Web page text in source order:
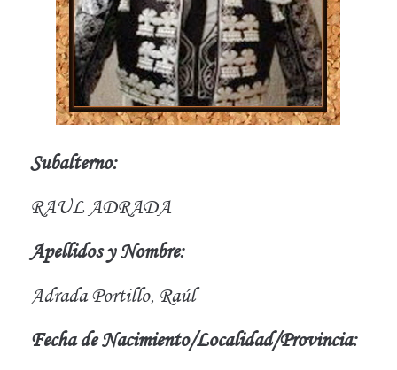
Subalterno:
RAUL ADRADA
Apellidos y Nombre:
Adrada Portillo, Raúl
Fecha de Nacimiento/Localidad/Provincia: